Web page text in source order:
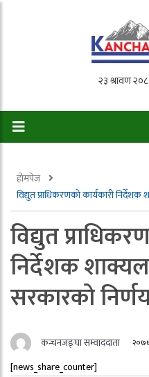
होमपेज
विद्युत प्राधिकरणको कार्यकारी
विद्युत
निर्देशक
सरकारको
कन्चनजङ्घा सम्वाददाता
[news_share_counter]